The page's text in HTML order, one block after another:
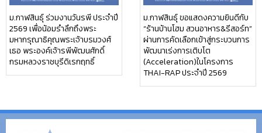
ม.กาฬสินธุ์ ร่วมงานวันรพี ประจำปี
2569 เพื่อน้อมรำลึกถึงพระ
มหากรุณาธิคุณพระเจ้าบรมวงศ์
เธอ พระองค์เจ้ารพีพัฒนศักดิ์
กรมหลวงราชบุรีดิเรกฤทธิ์
ม.กาฬสินธุ์ ขอแสดงความยินดีกับ
“ร้านบ้านโฮม สวนอาหาร&รีสอร์ท”
ผ่านการคัดเลือกเข้าสู่กระบวนการ
พัฒนาเร่งการเติบโต
(Acceleration)ในโครงการ
THAI-RAP ประจำปี 2569